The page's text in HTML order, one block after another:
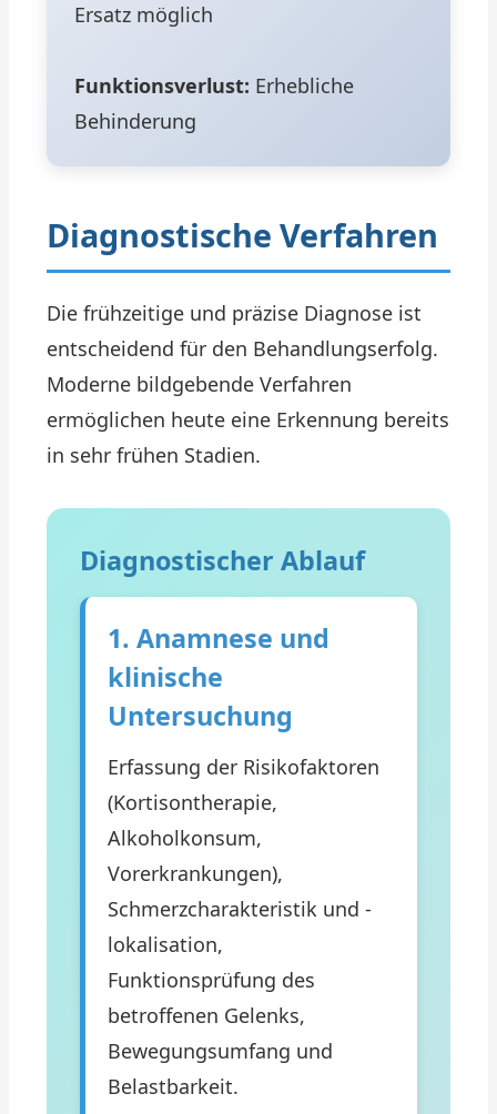
Ersatz möglich
Funktionsverlust: Erhebliche
Behinderung
Diagnostische Verfahren
Die frühzeitige und präzise Diagnose ist
entscheidend für den Behandlungserfolg.
Moderne bildgebende Verfahren
ermöglichen heute eine Erkennung bereits
in sehr frühen Stadien.
Diagnostischer Ablauf
1. Anamnese und
klinische
Untersuchung
Erfassung der Risikofaktoren
(Kortisontherapie,
Alkoholkonsum,
Vorerkrankungen),
Schmerzcharakteristik und -
lokalisation,
Funktionsprüfung des
betroffenen Gelenks,
Bewegungsumfang und
Belastbarkeit.